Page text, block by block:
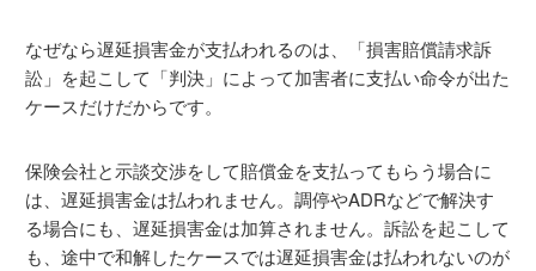
なぜなら遅延損害金が支払われるのは、「損害賠償請求訴
訟」を起こして「判決」によって加害者に支払い命令が出た
ケースだけだからです。
保険会社と示談交渉をして賠償金を支払ってもらう場合に
は、遅延損害金は払われません。調停やADRなどで解決す
る場合にも、遅延損害金は加算されません。訴訟を起こして
も、途中で和解したケースでは遅延損害金は払われないのが